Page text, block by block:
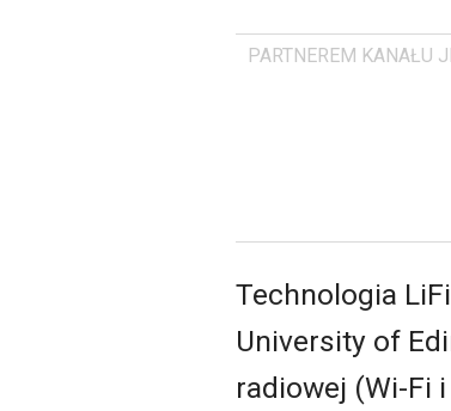
PARTNEREM KANAŁU
Technologia
University of
radiowej (Wi-Fi